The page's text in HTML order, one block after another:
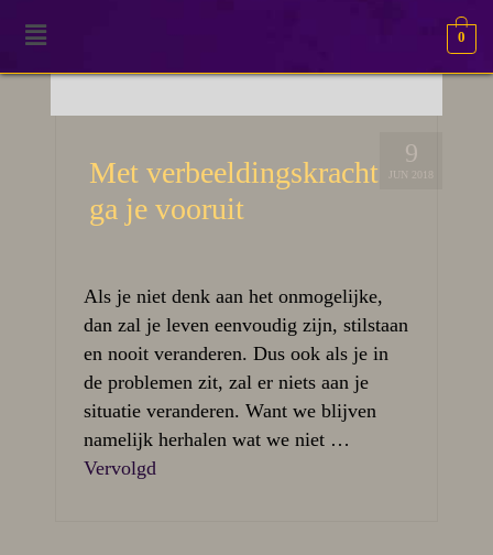
0
9
JUN 2018
Met verbeeldingskracht
ga je vooruit
Als je niet denk aan het onmogelijke,
dan zal je leven eenvoudig zijn, stilstaan
en nooit veranderen. Dus ook als je in
de problemen zit, zal er niets aan je
situatie veranderen. Want we blijven
namelijk herhalen wat we niet …
Vervolgd